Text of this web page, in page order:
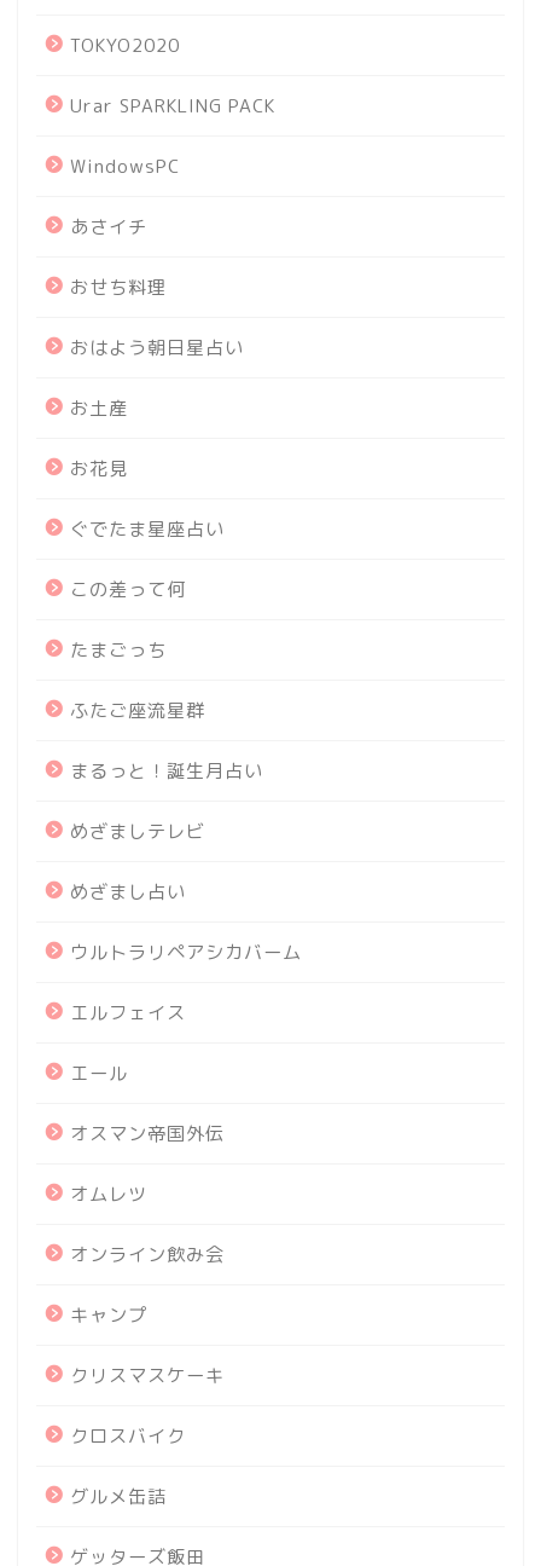
TOKYO2020
Urar SPARKLING PACK
WindowsPC
あさイチ
おせち料理
おはよう朝日星占い
お土産
お花見
ぐでたま星座占い
この差って何
たまごっち
ふたご座流星群
まるっと！誕生月占い
めざましテレビ
めざまし占い
ウルトラリペアシカバーム
エルフェイス
エール
オスマン帝国外伝
オムレツ
オンライン飲み会
キャンプ
クリスマスケーキ
クロスバイク
グルメ缶詰
ゲッターズ飯田